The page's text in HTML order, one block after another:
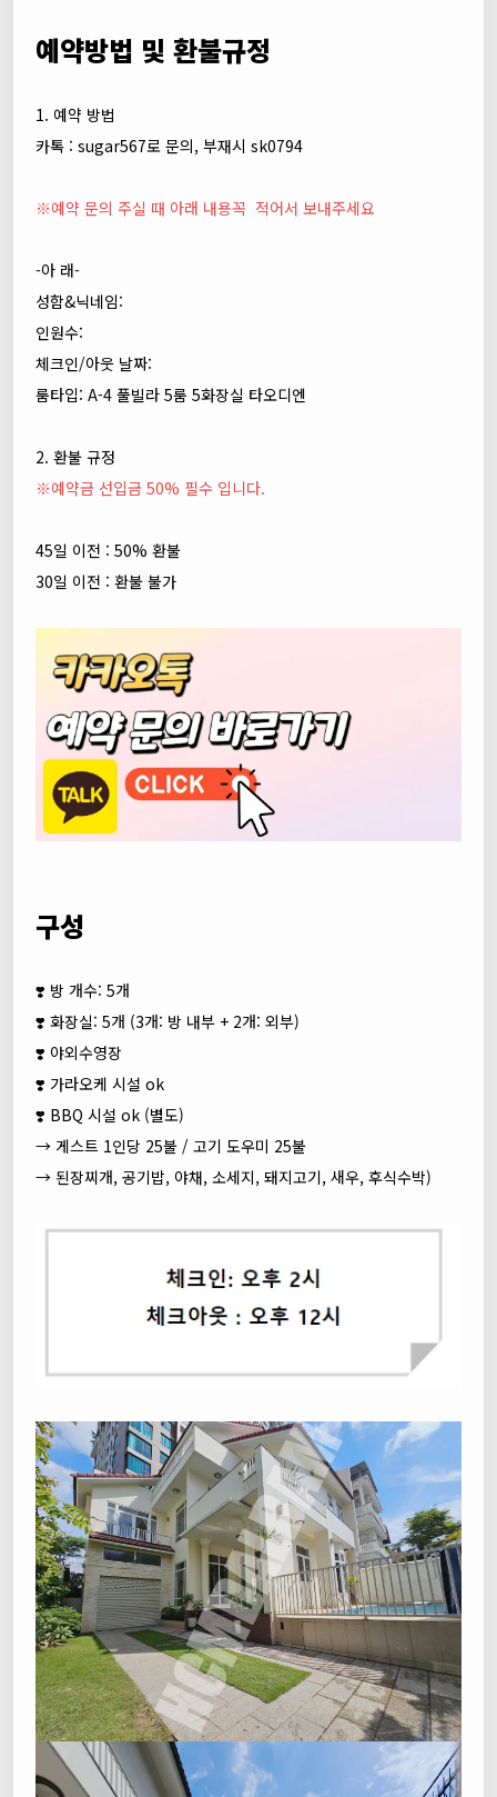
예약방법 및 환불규정
1. 예약 방법
카톡 : sugar567로 문의, 부재시 sk0794
※예약 문의 주실 때 아래 내용꼭 적어서 보내주세요
-아 래-
성함&닉네임:
인원수:
체크인/아웃 날짜:
룸타입: A-4 풀빌라 5룸 5화장실 타오디엔
2. 환불 규정
※예약금 선입금 50% 필수 입니다.
45일 이전 : 50% 환불
30일 이전 : 환불 불가
구성
❣️ 방 개수: 5개
❣️ 화장실: 5개 (3개: 방 내부 + 2개: 외부)
❣️ 야외수영장
❣️ 가라오케 시설 ok
❣️ BBQ 시설 ok (별도)
→ 게스트 1인당 25불 / 고기 도우미 25불
→ 된장찌개, 공기밥, 야채, 소세지, 돼지고기, 새우, 후식수박)